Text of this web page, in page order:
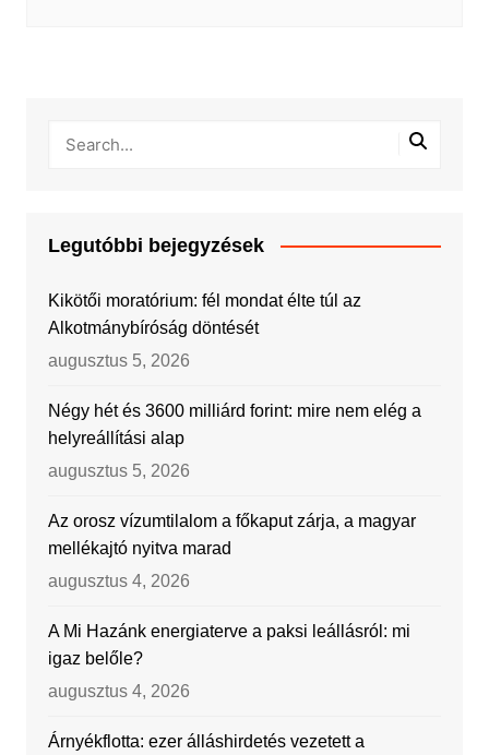
Legutóbbi bejegyzések
Kikötői moratórium: fél mondat élte túl az
Alkotmánybíróság döntését
augusztus 5, 2026
Négy hét és 3600 milliárd forint: mire nem elég a
helyreállítási alap
augusztus 5, 2026
Az orosz vízumtilalom a főkaput zárja, a magyar
mellékajtó nyitva marad
augusztus 4, 2026
A Mi Hazánk energiaterve a paksi leállásról: mi
igaz belőle?
augusztus 4, 2026
Árnyékflotta: ezer álláshirdetés vezetett a